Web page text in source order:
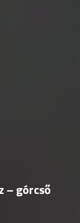
– górcső